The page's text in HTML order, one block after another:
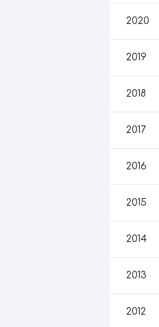
2020
2019
2018
2017
2016
2015
2014
2013
2012